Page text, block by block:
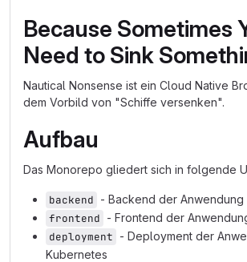
Because Sometimes
Need to Sink
Nautical Nonsense ist ein Cloud Native
dem Vorbild von "Schiffe versenken".
Aufbau
Das Monorepo gliedert sich in folgende
backend - Backend der Anwendung
frontend - Frontend der
deployment - Deployment der
Kubernetes